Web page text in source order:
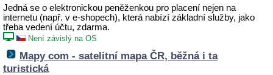
Jedná se o elektronickou peněženkou pro placení nejen na
internetu (např. v e-shopech), která nabízí základní služby, jako
třeba vedení účtu, zdarma.
Není závislý na OS
Mapy com - satelitní mapa ČR, běžná i ta
turistická